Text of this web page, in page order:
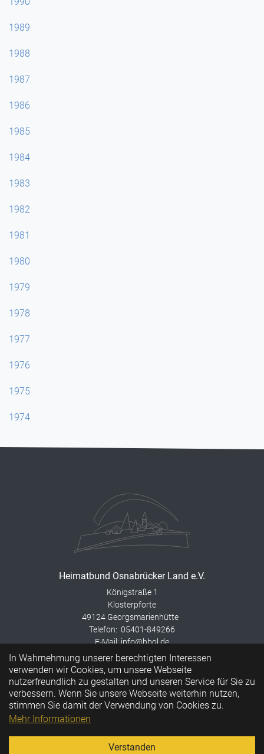
In Wahrnehmung unserer berechtigten Interessen
verwenden wir Cookies, um unsere Webseite
nutzerfreundlich zu gestalten und unseren Service für Sie zu
verbessern. Wenn Sie unsere Webseite weiterhin nutzen,
stimmen Sie damit der Verwendung von Cookies zu.
Mehr Informationen
Verstanden
1989
1988
1987
1986
1985
1984
1983
1982
1981
1980
1979
1978
1977
1976
1975
1974
Heimatbund Osnabrücker Land e.V.
Königstraße 1
Klosterpforte
49124 Georgsmarienhütte
Telefon: 05401-849266
E-Mail: info@hbol.de
Instagram
Beitrittserklärung
Interessante Links
Sitemap
Datenschutz